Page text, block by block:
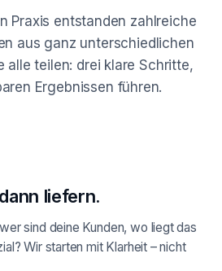
Praxis entstanden zahlreiche
aus ganz unterschiedlichen
alle teilen: drei klare Schritte,
Ergebnissen führen.
liefern.
sind deine Kunden, wo liegt das
Wir starten mit Klarheit – nicht